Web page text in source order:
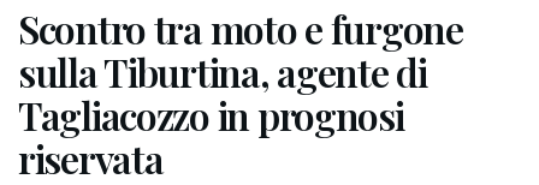
Scontro tra moto e furgone
sulla Tiburtina, agente di
Tagliacozzo in prognosi
riservata